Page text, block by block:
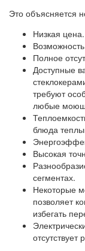
Это объясняется
Низкая цена.
Полное
Доступные
требуют
любые
блюда
Высокая
сегментах.
Некоторые
позволяет
избегать
отсутствует